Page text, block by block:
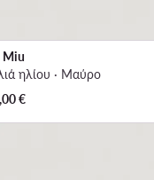
Miu
ηλίου · Μαύρο
€